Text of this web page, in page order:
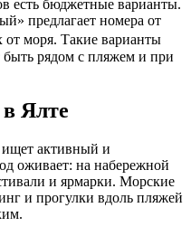
есть бюджетные варианты.
предлагает номера от
от моря. Такие варианты
быть рядом с пляжем и при
Ялте
ищет активный и
оживает: на набережной
и ярмарки. Морские
и прогулки вдоль пляжей